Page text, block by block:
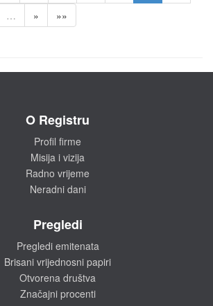
… » »»
O Registru
Profil firme
Misija i vizija
Radno vrijeme
Neradni dani
Pregledi
Pregledi emitenata
Brisani vrijednosni papiri
Otvorena društva
Značajni procenti